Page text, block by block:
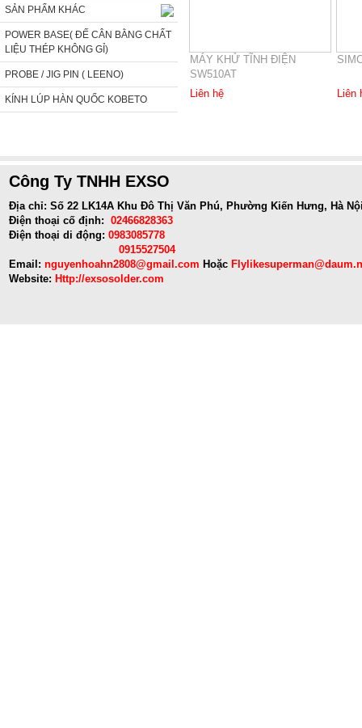
SẢN PHẨM KHÁC
POWER BASE( ĐẾ CÂN BẰNG CHẤT
LIỆU THÉP KHÔNG GỈ)
PROBE / JIG PIN ( LEENO)
KÍNH LÚP HÀN QUỐC KOBETO
MÁY KHỬ TĨNH ĐIỆN
SW510AT
Liên hệ
Liên
Công Ty TNHH EXSO
Địa chỉ: Số 22 LK14A Khu Đô Thị Văn Phú, Phường Kiến Hưng, Hà
Điện thoại cố định: 02466828363
Điện thoại di động: 0983085778
0915527504
Email: nguyenhoahn2808@gmail.com Hoặc
Website: Http://exsosolder.com